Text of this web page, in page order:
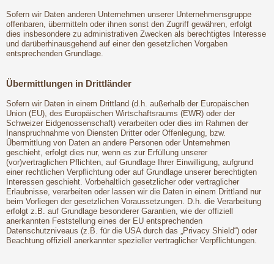
Sofern wir Daten anderen Unternehmen unserer Unternehmensgruppe
offenbaren, übermitteln oder ihnen sonst den Zugriff gewähren, erfolgt
dies insbesondere zu administrativen Zwecken als berechtigtes Interesse
und darüberhinausgehend auf einer den gesetzlichen Vorgaben
entsprechenden Grundlage.
Übermittlungen in Drittländer
Sofern wir Daten in einem Drittland (d.h. außerhalb der Europäischen
Union (EU), des Europäischen Wirtschaftsraums (EWR) oder der
Schweizer Eidgenossenschaft) verarbeiten oder dies im Rahmen der
Inanspruchnahme von Diensten Dritter oder Offenlegung, bzw.
Übermittlung von Daten an andere Personen oder Unternehmen
geschieht, erfolgt dies nur, wenn es zur Erfüllung unserer
(vor)vertraglichen Pflichten, auf Grundlage Ihrer Einwilligung, aufgrund
einer rechtlichen Verpflichtung oder auf Grundlage unserer berechtigten
Interessen geschieht. Vorbehaltlich gesetzlicher oder vertraglicher
Erlaubnisse, verarbeiten oder lassen wir die Daten in einem Drittland nur
beim Vorliegen der gesetzlichen Voraussetzungen. D.h. die Verarbeitung
erfolgt z.B. auf Grundlage besonderer Garantien, wie der offiziell
anerkannten Feststellung eines der EU entsprechenden
Datenschutzniveaus (z.B. für die USA durch das „Privacy Shield“) oder
Beachtung offiziell anerkannter spezieller vertraglicher Verpflichtungen.